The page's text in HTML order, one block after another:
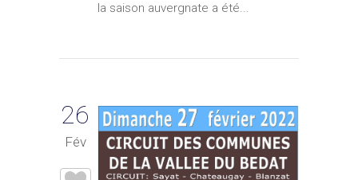
la saison auvergnate a été...
26
Fév